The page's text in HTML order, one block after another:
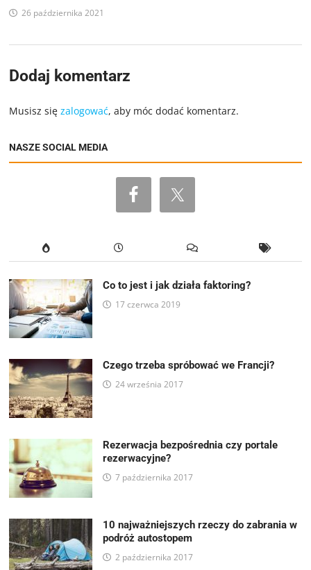
26 października 2021
Dodaj komentarz
Musisz sięzalogować, aby móc dodać komentarz.
NASZE SOCIAL MEDIA
Co to jest i jak działa faktoring?
17 czerwca 2019
Czego trzeba spróbować we Francji?
24 września 2017
Rezerwacja bezpośrednia czy portale
rezerwacyjne?
7 października 2017
10 najważniejszych rzeczy do zabrania w
podróż autostopem
2 października 2017